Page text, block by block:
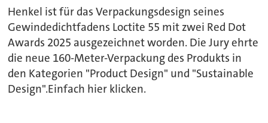
Henkel ist für das Verpackungsdesign seines
Gewindedichtfadens Loctite 55 mit zwei Red Dot
Awards 2025 ausgezeichnet worden. Die Jury ehrte
die neue 160-Meter-Verpackung des Produkts in
den Kategorien "Product Design" und "Sustainable
Design".Einfach hier klicken.